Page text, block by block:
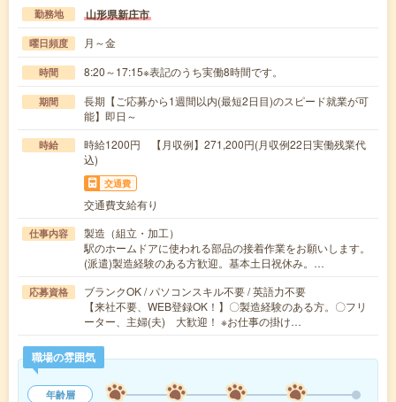
勤務地 山形県新庄市
曜日頻度 月～金
時間 8:20～17:15※表記のうち実働8時間です。
期間
長期【ご応募から1週間以内(最短2日目)のスピード就業が可
能】即日～
時給
時給1200円 【月収例】271,200円(月収例22日実働残業代
込)
交通費
交通費支給有り
仕事内容
製造（組立・加工）
駅のホームドアに使われる部品の接着作業をお願いします。
(派遣)製造経験のある方歓迎。基本土日祝休み。…
応募資格
ブランクOK / パソコンスキル不要 / 英語力不要
【来社不要、WEB登録OK！】〇製造経験のある方。〇フリ
ーター、主婦(夫) 大歓迎！ ※お仕事の掛け…
職場の雰囲気
年齢層